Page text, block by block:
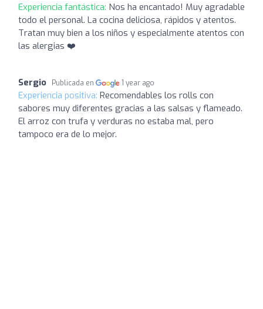
Experiencia fantástica: Nos ha encantado! Muy agradable
todo el personal. La cocina deliciosa, rápidos y atentos.
Tratan muy bien a los niños y especialmente atentos con
las alergias ❤️
Sergio Publicada en 1 year ago
Experiencia positiva: Recomendables los rolls con
sabores muy diferentes gracias a las salsas y flameado.
El arroz con trufa y verduras no estaba mal, pero
tampoco era de lo mejor.